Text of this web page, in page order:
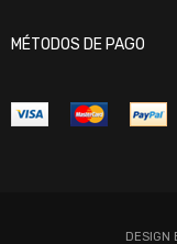
MÉTODOS DE PAGO
DESIGN